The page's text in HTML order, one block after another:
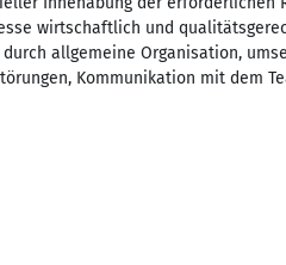
wirtschaftlich und
allgemeine Organisation,
Kommunikation mit dem